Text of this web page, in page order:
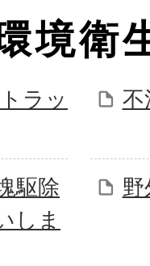
境衛
ラッ
不
駆除
しま
野